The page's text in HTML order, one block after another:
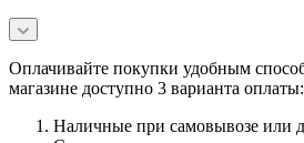
Оплачивайте покупки удобным
магазине доступно 3 варианта оплаты:
Наличные при самовывозе или